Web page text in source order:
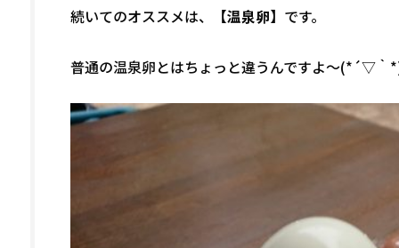
続いてのオススメは、 【温泉卵】 です。
普通の温泉卵とはちょっと違うんですよ～(*´▽｀